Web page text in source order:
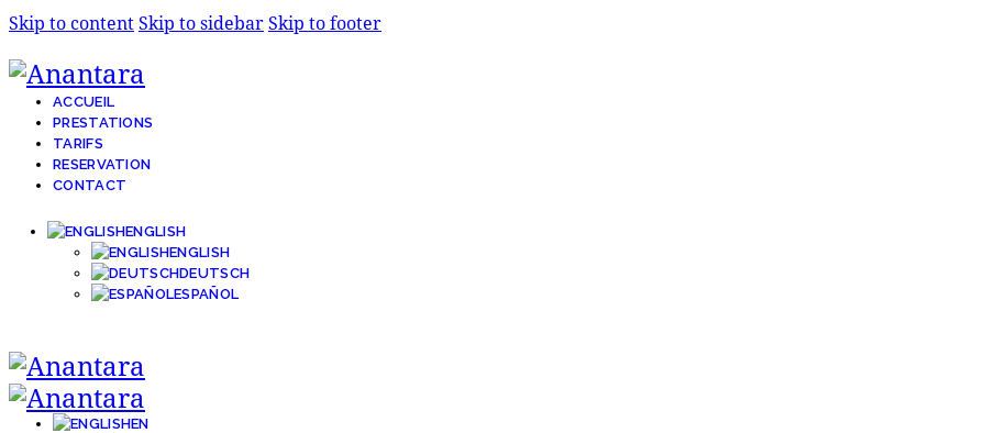
Skip to contentSkip to sidebarSkip to footer
ACCUEIL
PRESTATIONS
TARIFS
RESERVATION
CONTACT
ENGLISH
ENGLISH
DEUTSCH
ESPAÑOL
EN